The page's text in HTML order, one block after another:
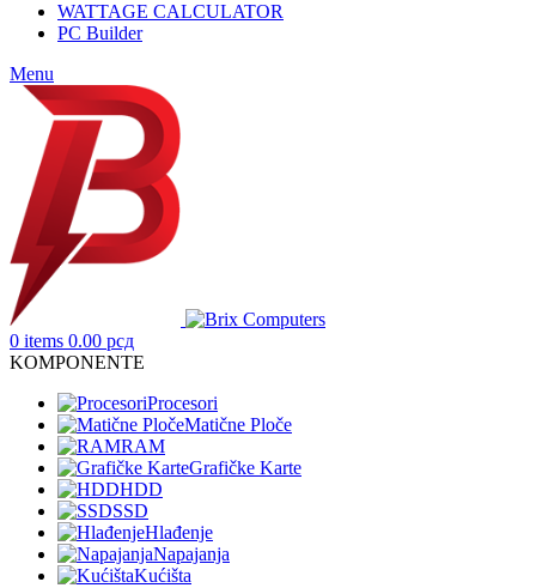
WATTAGE CALCULATOR
PC Builder
Menu
0 items 0.00 рсд
KOMPONENTE
Procesori
Matične Ploče
RAM
Grafičke Karte
HDD
SSD
Hlađenje
Napajanja
Kućišta